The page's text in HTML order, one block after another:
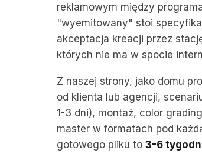
reklamowym między
"wyemitowany" stoi
akceptacja kreacji przez
których nie ma w spocie
Z naszej strony, jako domu
od klienta lub agencji,
1-3 dni), montaż, color
master w formatach pod
gotowego pliku to 3-6